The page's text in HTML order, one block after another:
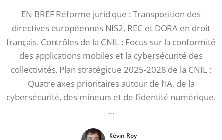
EN BREF Réforme juridique : Transposition des
directives européennes NIS2, REC et DORA en droit
français. Contrôles de la CNIL : Focus sur la conformité
des applications mobiles et la cybersécurité des
collectivités. Plan stratégique 2025-2028 de la CNIL :
Quatre axes prioritaires autour de l’IA, de la
cybersécurité, des mineurs et de l’identité numérique.
…
Kévin Roy